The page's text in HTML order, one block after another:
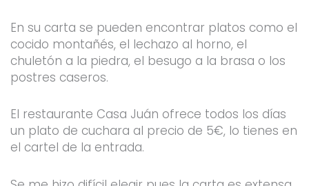
En su carta se pueden encontrar platos como el
cocido montañés, el lechazo al horno, el
chuletón a la piedra, el besugo a la brasa o los
postres caseros.
El restaurante Casa Juán ofrece todos los días
un plato de cuchara al precio de 5€, lo tienes en
el cartel de la entrada.